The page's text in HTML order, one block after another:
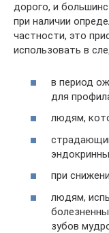
дорого, и
при наличии
частности, это
использовать в
в период
для
людям,
при
людям,
зубов